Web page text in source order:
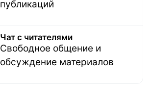
публикаций
Чат с читателями
Свободное общение и
обсуждение материалов